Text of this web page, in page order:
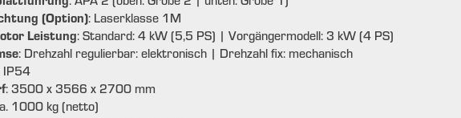
(Option): Laserklasse 1M
Leistung: Standard: 4 kW (5,5 PS) | Vorgängermodell: 3 kW (4 PS)
: Drehzahl regulierbar: elektronisch | Drehzahl fix: mechanisch
IP54
: 3500 x 3566 x 2700 mm
1000 kg (netto)